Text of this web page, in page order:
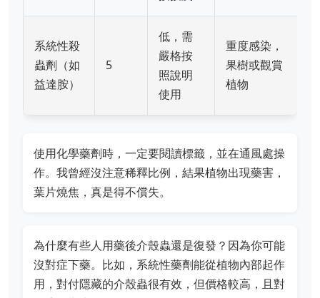
系統性殺
蟲劑（如
益達胺）
5
低，需
嚴格按
照說明
使用
重度感染，
果樹或觀賞
植物
使用化學藥劑時，一定要閱讀標籤，並在通風處操
作。我曾經沒注意稀釋比例，結果植物出現藥害，
葉片燒焦，真是得不償失。
為什麼有些人用藥後介殼蟲還是復發？因為你可能
沒對症下藥。比如，系統性藥劑能從植物內部起作
用，對付隱藏的介殼蟲很有效，但價格較高，且對